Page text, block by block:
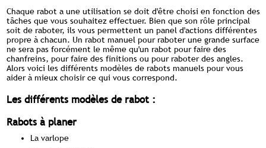
Chaque rabot a une utilisation se doit d'être choisi en fonction des
tâches que vous souhaitez effectuer. Bien que son rôle principal
soit de raboter, ils vous permettent un panel d'actions différentes
propre à chacun. Un rabot manuel pour raboter une grande surface
ne sera pas forcément le même qu'un rabot pour faire des
chanfreins, pour faire des finitions ou pour raboter des angles.
Alors voici les différents modèles de rabots manuels pour vous
aider à mieux choisir ce qui vous correspond.
Les différents modèles de rabot :
Rabots à planer
La varlope